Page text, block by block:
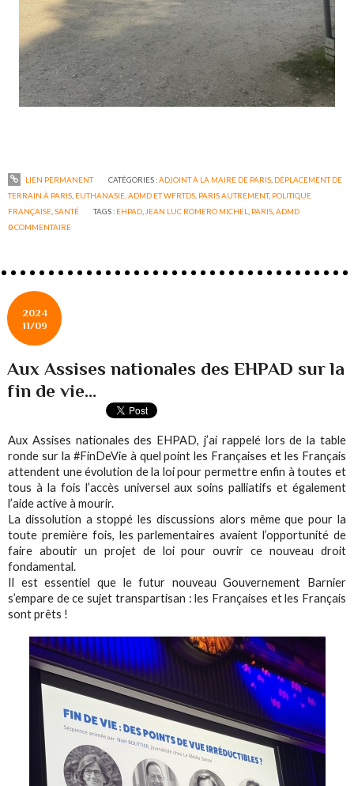
LIEN PERMANENT CATÉGORIES :ADJOINT À LA MAIRE DE PARIS, DÉPLACEMENT DE
TERRAIN À PARIS EUTHANASIE, ADMD ET WFRTDS PARIS AUTREMENT, POLITIQUE
FRANÇAISE ,SANTÉ TAGS : EHPAD JEAN LUC ROMERO MICHEL PARIS ,ADMD
0COMMENTAIRE
2024
11/09
Aux Assises nationales des EHPAD sur la
fin de vie...
Aux Assises nationales des EHPAD, j’ai rappelé lors de la table
ronde sur la #FinDeVie à quel point les Françaises et les Français
attendent une évolution de la loi pour permettre enfin à toutes et
tous à la fois l’accès universel aux soins palliatifs et également
l’aide active à mourir.
La dissolution a stoppé les discussions alors même que pour la
toute première fois, les parlementaires avaient l’opportunité de
faire aboutir un projet de loi pour ouvrir ce nouveau droit
fondamental.
Il est essentiel que le futur nouveau Gouvernement Barnier
s’empare de ce sujet transpartisan : les Françaises et les Français
sont prêts !